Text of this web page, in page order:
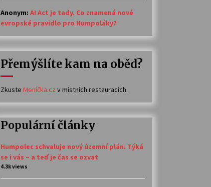
Anonym: AI Act je tady. Co znamená nové
evropské pravidlo pro Humpoláky?
Přemýšlíte kam na oběd?
Zkuste Meníčka.cz v místních restauracích.
Populární články
Humpolec schvaluje nový územní plán. Týká
se i vás – a teď je čas se ozvat
4.3k views